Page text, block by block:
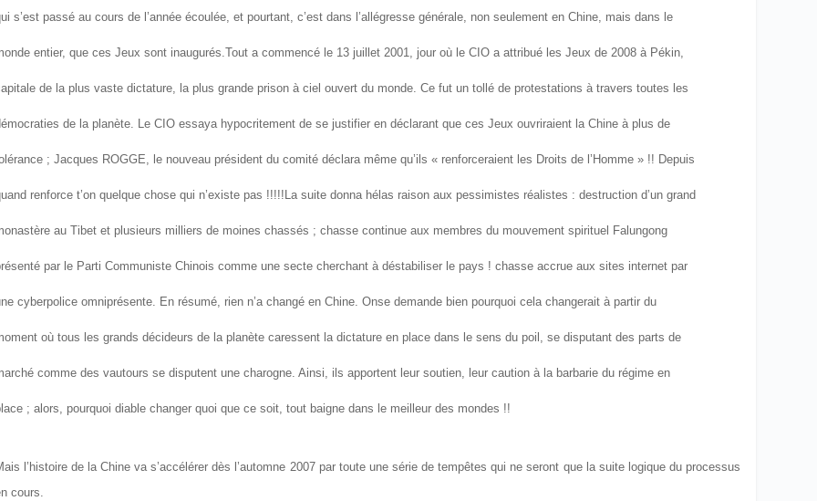
s’est passé au cours de l’année écoulée, et pourtant, c’est dans l’allégresse générale, non seulement en Chine, mais dans le
entier, que ces Jeux sont inaugurés. Tout a commencé le 13 juillet 2001, jour où le CIO a attribué les Jeux de 2008 à Pékin,
de la plus vaste dictature, la plus grande prison à ciel ouvert du monde. Ce fut un tollé de protestations à travers toutes les
de la planète. Le CIO essaya hypocritement de se justifier en déclarant que ces Jeux ouvriraient la Chine à plus de
; Jacques ROGGE, le nouveau président du comité déclara même qu’ils « renforceraient les Droits de l’Homme » !! Depuis
renforce t’on quelque chose qui n’existe pas !!!!! La suite donna hélas raison aux pessimistes réalistes : destruction d’un grand
au Tibet et plusieurs milliers de moines chassés ; chasse continue aux membres du mouvement spirituel Falungong
par le Parti Communiste Chinois comme une secte cherchant à déstabiliser le pays ! chasse accrue aux sites internet par
cyberpolice omniprésente. En résumé, rien n’a changé en Chine. Onse demande bien pourquoi cela changerait à partir du
où tous les grands décideurs de la planète caressent la dictature en place dans le sens du poil, se disputant des parts de
comme des vautours se disputent une charogne. Ainsi, ils apportent leur soutien, leur caution à la barbarie du régime en
; alors, pourquoi diable changer quoi que ce soit, tout baigne dans le meilleur des mondes !!
l’histoire de la Chine va s’accélérer dès l’automne 2007 par toute une série de tempêtes qui ne seront que la suite logique du processus
cours.